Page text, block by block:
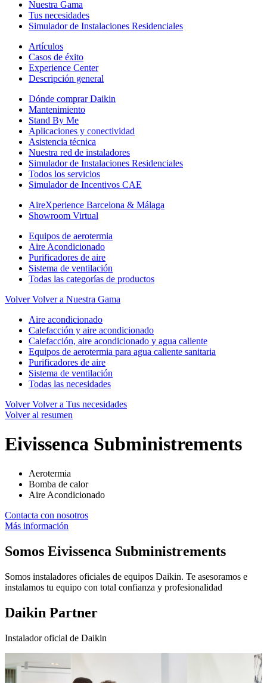
Nuestra Gama
Tus necesidades
Simulador de Instalaciones Residenciales
Artículos
Casos de éxito
Experience Center
Descripción general
Dónde comprar Daikin
Mantenimiento
Stand By Me
Aplicaciones y conectividad
Asistencia técnica
Nuestra red de instaladores
Simulador de Instalaciones Residenciales
Todos los servicios
Simulador de Incentivos CAE
AireXperience Barcelona & Málaga
Showroom Virtual
Equipos de aerotermia
Aire Acondicionado
Purificadores de aire
Sistema de ventilación
Todas las categorías de productos
Volver Volver a Nuestra Gama
Aire acondicionado
Calefacción y aire acondicionado
Calefacción, aire acondicionado y agua caliente
Equipos de aerotermia para agua caliente sanitaria
Purificadores de aire
Sistema de ventilación
Todas las necesidades
Volver Volver a Tus necesidades
Volver al resumen
Eivissenca Subministrements
Aerotermia
Bomba de calor
Aire Acondicionado
Contacta con nosotros
Más información
Somos Eivissenca Subministrements
Somos instaladores oficiales de equipos Daikin. Te asesoramos e
instalamos tu equipo con total confianza y profesionalidad
Daikin Partner
Instalador oficial de Daikin